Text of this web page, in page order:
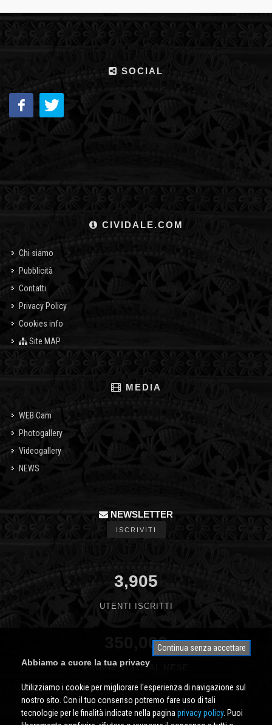
SOCIAL
CIVIDALE.COM
Chi siamo
Pubblicità
Contatti
Privacy Policy
Cookies info
Site MAP
MEDIA
WEB Cam
Photogallery
Videogallery
NEWS
NEWSLETTER
ISCRIVITI
3,905
UTENTI ISCRITTI
350,000
PAGINE VISTE AL MESE
Continua senza accettare
Abbiamo a cuore la tua privacy
Utilizziamo i cookie per migliorare l'esperienza di navigazione sul
nostro sito. Con il tuo consenso potremo fare uso di tali
tecnologie per le finalità indicate nella pagina privacy policy. Puoi